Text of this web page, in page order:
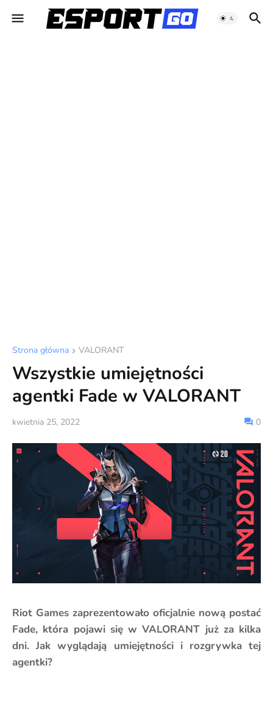
Strona główna VALORANT
Wszystkie umiejętności
agentki Fade w VALORANT
kwietnia 25, 2022 0
Riot Games zaprezentowało oficjalnie nową postać
Fade, która pojawi się w VALORANT już za kilka
dni. Jak wyglądają umiejętności i rozgrywka tej
agentki?